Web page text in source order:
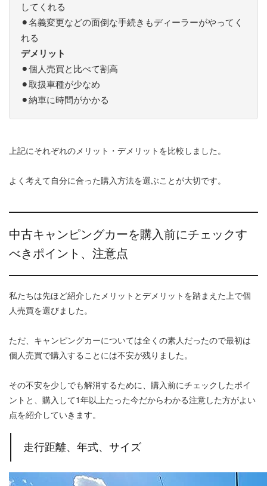
してくれる
⚫︎名義変更などの面倒な手続きもディーラーがやってく
れる
デメリット
⚫︎個人売買と比べて割高
⚫︎取扱車種が少なめ
⚫︎納車に時間がかかる
上記にそれぞれのメリット・デメリットを比較しました。
よく考えて自分に合った購入方法を選ぶことが大切です。
中古キャンピングカーを購入前にチェックす
べきポイント、注意点
私たちは先ほど紹介したメリットとデメリットを踏まえた上で個
人売買を選びました。
ただ、キャンピングカーについては全くの素人だったので最初は
個人売買で購入することには不安が残りました。
その不安を少しでも解消するために、購入前にチェックしたポイ
ントと、購入して1年以上たった今だからわかる注意した方がよい
点を紹介していきます。
走行距離、年式、サイズ